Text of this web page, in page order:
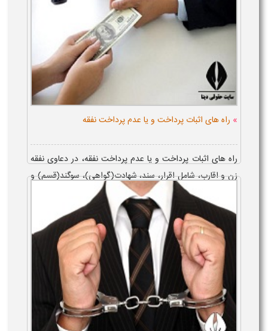
» راه های اثبات پرداخت و یا عدم پرداخت نفقه
راه های اثبات پرداخت و یا عدم پرداخت نفقه، در دعاوی نفقه
زن و اقارب، شامل اقرار، سند، شهادت(گواهی)، سوگند(قسم) و
اماره می باشد؛ با این توضیح که در دعوای نفقه زن، غالب
دادگاه ها، این مسا...